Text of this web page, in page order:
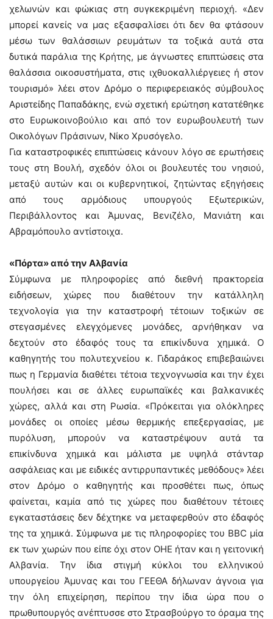
χελωνών και φώκιας στη συγκεκριμένη περιοχή. «Δεν
μπορεί κανείς να μας εξασφαλίσει ότι δεν θα φτάσουν
μέσω των θαλάσσιων ρευμάτων τα τοξικά αυτά στα
δυτικά παράλια της Κρήτης, με άγνωστες επιπτώσεις στα
θαλάσσια οικοσυστήματα, στις ιχθυοκαλλιέργειες ή στον
τουρισμό» λέει στον Δρόμο ο περιφερειακός σύμβουλος
Αριστείδης Παπαδάκης, ενώ σχετική ερώτηση κατατέθηκε
στο Ευρωκοινοβούλιο και από τον ευρωβουλευτή των
Οικολόγων Πράσινων, Νίκο Χρυσόγελο.
Για καταστροφικές επιπτώσεις κάνουν λόγο σε ερωτήσεις
τους στη Βουλή, σχεδόν όλοι οι βουλευτές του νησιού,
μεταξύ αυτών και οι κυβερνητικοί, ζητώντας εξηγήσεις
από τους αρμόδιους υπουργούς Εξωτερικών,
Περιβάλλοντος και Άμυνας, Βενιζέλο, Μανιάτη και
Αβραμόπουλο αντίστοιχα.
«Πόρτα» από την Αλβανία
Σύμφωνα με πληροφορίες από διεθνή πρακτορεία
ειδήσεων, χώρες που διαθέτουν την κατάλληλη
τεχνολογία για την καταστροφή τέτοιων τοξικών σε
στεγασμένες ελεγχόμενες μονάδες, αρνήθηκαν να
δεχτούν στο έδαφός τους τα επικίνδυνα χημικά. Ο
καθηγητής του πολυτεχνείου κ. Γιδαράκος επιβεβαιώνει
πως η Γερμανία διαθέτει τέτοια τεχνογνωσία και την έχει
πουλήσει και σε άλλες ευρωπαϊκές και βαλκανικές
χώρες, αλλά και στη Ρωσία. «Πρόκειται για ολόκληρες
μονάδες οι οποίες μέσω θερμικής επεξεργασίας, με
πυρόλυση, μπορούν να καταστρέψουν αυτά τα
επικίνδυνα χημικά και μάλιστα με υψηλά στάνταρ
ασφάλειας και με ειδικές αντιρρυπαντικές μεθόδους» λέει
στον Δρόμο ο καθηγητής και προσθέτει πως, όπως
φαίνεται, καμία από τις χώρες που διαθέτουν τέτοιες
εγκαταστάσεις δεν δέχτηκε να μεταφερθούν στο έδαφός
της τα χημικά. Σύμφωνα με τις πληροφορίες του BBC μία
εκ των χωρών που είπε όχι στον ΟΗΕ ήταν και η γειτονική
Αλβανία. Την ίδια στιγμή κύκλοι του ελληνικού
υπουργείου Άμυνας και του ΓΕΕΘΑ δήλωναν άγνοια για
την όλη επιχείρηση, περίπου την ίδια ώρα που ο
πρωθυπουργός ανέπτυσσε στο Στρασβούργο το όραμα της